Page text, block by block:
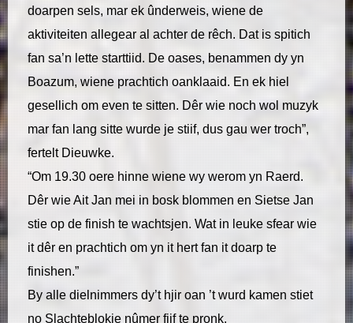
doarpen sels, mar ek ûnderweis, wiene de
aktiviteiten allegear al achter de rêch. Dat is spitich
fan sa’n lette starttiid. De oases, benammen dy yn
Boazum, wiene prachtich oanklaaid. En ek hiel
gesellich om even te sitten. Dêr wie noch wol muzyk
mar fan lang sitte wurde je stiif, dus gau wer troch”,
fertelt Dieuwke.
“Om 19.30 oere hinne wiene wy werom yn Raerd.
Dêr wie Ait Jan mei in bosk blommen en Sietse Jan
stie op de finish te wachtsjen. Wat in leuke sfear wie
it dêr en prachtich om yn it hert fan it doarp te
finishen.”
By alle dielnimmers dy’t hjir oan ’t wurd kamen stiet
no Slachteblokje nûmer fiif te pronk.